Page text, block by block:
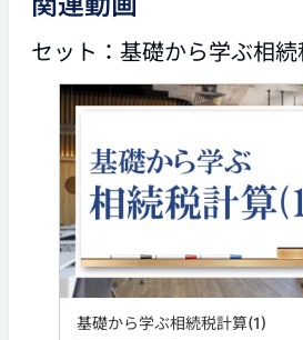
基礎から学ぶ相続税計算
基礎
タグ
相続税 相続税計算
セット：基礎から学ぶ相続
基礎から学ぶ相続税計算(1)